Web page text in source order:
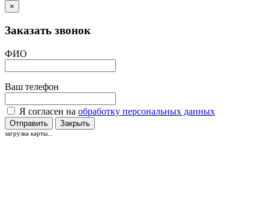
×
Заказать звонок
ФИО
Ваш телефон
Я согласен на обработку персональных данных
Отправить Закрыть
загрузка карты...